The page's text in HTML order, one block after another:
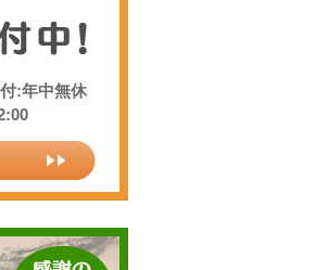
:年中無休